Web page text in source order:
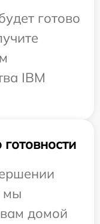
готово
IBM
мы
домой